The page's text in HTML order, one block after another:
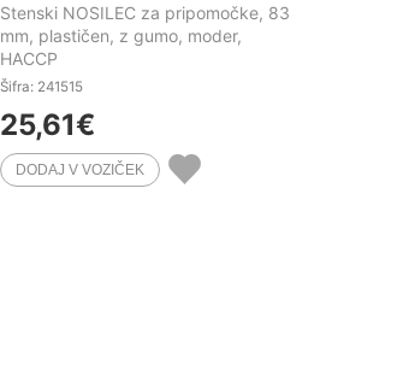
Stenski NOSILEC za pripomočke, 83
mm, plastičen, z gumo, moder,
HACCP
Šifra: 241515
25,61€